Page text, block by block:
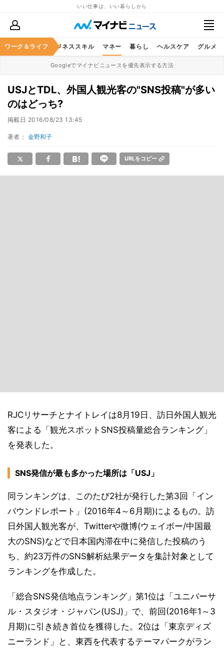
いい仕事は、いい暮らしから
ワーク＆ライフ
キャリア ビジネススキル マネー 暮らし ヘルスケア グルメ
Googleでマイナビニュースを優先表示する方法
USJとTDL、外国人観光客の"SNS投稿"が多い
のはどっち?
掲載日 2016/08/23 13:45
著者： 金野和子
URLをコピー
RJCリサーチとナイトレイは8月19日、訪日外国人観光
客による「観光スポットSNS投稿量総合ランキング」
を発表した。
SNS発信が最も多かった場所は「USJ」
同ランキングは、このたび2社が発行した第3回「イン
バウンドレポート」(2016年4～6月期)によるもの。訪
日外国人観光客が、Twitterや微博(ウェイボー/中国最
大のSNS)などで日本国内滞在中に発信した投稿のう
ち、約23万件のSNS解析結果データを集計対象として
ランキングを作成した。
「総合SNS発信地点ランキング」第1位は「ユニバーサ
ル・スタジオ・ジャパン(USJ)」で、前回(2016年1～3
月期)に引き続き首位を獲得した。2位は「東京ディズ
ニーランド」と、東西を代表するテーマパークがラン